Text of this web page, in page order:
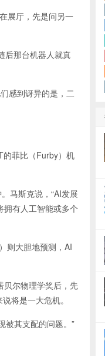
展厅，先是问另一
后那台机器人就真
感到讶异的是，二
的菲比（Furby）机
马斯克说，“AI发展
拥有人工智能或多个
则大胆地预测，AI
贝尔物理学奖后，先
将是一大危机。
被其支配的问题。”